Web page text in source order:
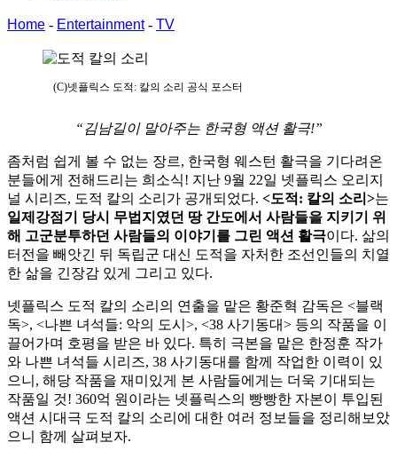
Home - Entertainment- TV
(C)넷플릭스 도적: 칼의 소리 공식 포스터
“김남길이 말아주는 한국형 액션 활극!”
좀처럼 쉽게 볼 수 없는 장르, 한국형 웨스턴 활극을 기다려온
분들에게 전해드리는 희소식! 지난 9월 22일 넷플릭스 오리지
널 시리즈, 도적 칼의 소리가 공개되었다. <도적: 칼의 소리>는
일제강점기 당시 무법지였던 땅 간도에서 사람들을 지키기 위
해 고군분투하던 사람들의 이야기를 그린 액션 활극이다. 삶의
터전을 빼앗긴 뒤 독립군 대신 도적을 자처한 조선인들의 치열
한 삶을 긴장감 있게 그리고 있다.
넷플릭스 도적 칼의 소리의 연출을 맡은 황준혁 감독은 <블랙
독>, <나쁜 녀석들: 악의 도시>, <38 사기동대> 등의 작품을 이
끌어가며 호평을 받은 바 있다. 특히 극본을 맡은 한정훈 작가
와 나쁜 녀석들 시리즈, 38 사기동대를 함께 작업한 이력이 있
으니, 해당 작품을 재미있게 본 사람들에게는 더욱 기대되는
작품일 것! 360억 원이라는 넷플릭스의 빵빵한 자본이 투입된
액션 시대극 도적 칼의 소리에 대한 여러 정보들을 정리해보았
으니 함께 살펴보자.